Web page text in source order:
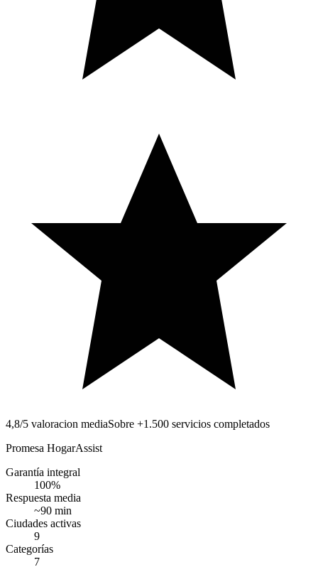
4,8/5 valoracion mediaSobre +1.500 servicios completados
Promesa HogarAssist
Garantía integral
100%
Respuesta media
~90 min
Ciudades activas
9
Categorías
7